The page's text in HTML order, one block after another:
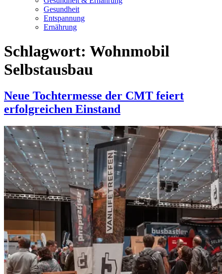
Gesundheit
Entspannung
Ernährung
Schlagwort: Wohnmobil
Selbstausbau
Neue Tochtermesse der CMT feiert
erfolgreichen Einstand